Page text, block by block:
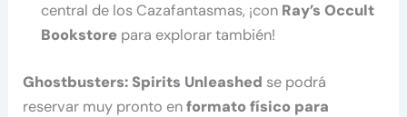
central de los Cazafantasmas, ¡con Ray’s Occult
Bookstore para explorar también!
Ghostbusters: Spirits Unleashed se podrá
reservar muy pronto enformato físico para